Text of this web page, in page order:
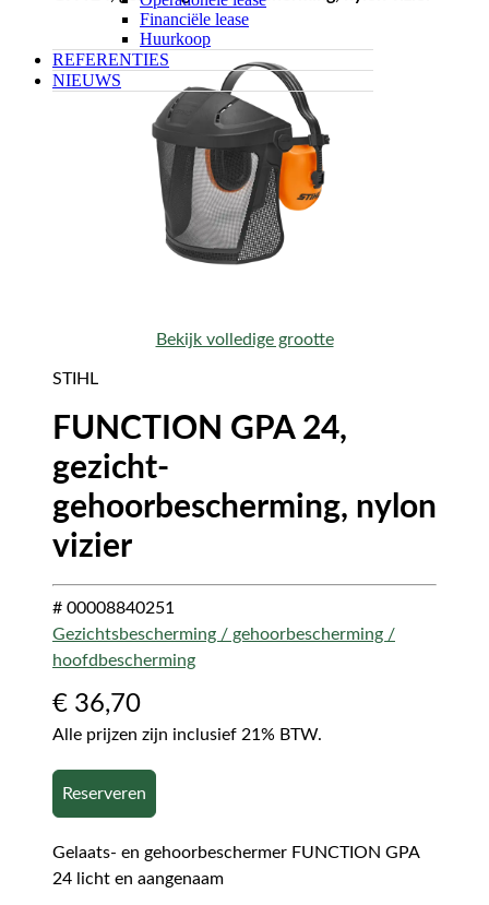
Financiële lease
Huurkoop
REFERENTIES
NIEUWS
Bekijk volledige grootte
STIHL
FUNCTION GPA 24,
gezicht-
gehoorbescherming, nylon
vizier
# 00008840251
Gezichtsbescherming / gehoorbescherming /
hoofdbescherming
€ 36,70
Alle prijzen zijn inclusief 21% BTW.
Reserveren
Gelaats- en gehoorbeschermer FUNCTION GPA
24 licht en aangenaam